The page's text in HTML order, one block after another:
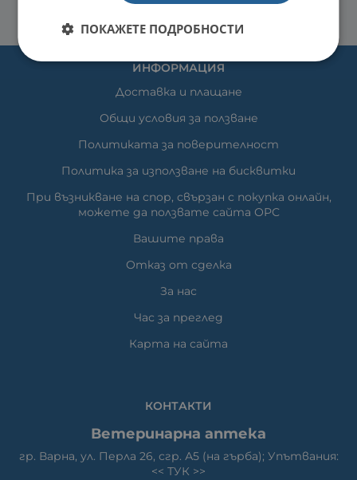
ИНФОРМАЦИЯ
Доставка и плащане
Общи условия за ползване
Политиката за поверителност
Политика за използване на бисквитки
При възникване на спор, свързан с покупка онлайн,
можете да ползвате сайта ОРС
Вашите права
Отказ от сделка
За нас
Час за преглед
Карта на сайта
КОНТАКТИ
Ветеринарна аптека
гр. Варна, ул. Перла 26, сгр. А5 (на гърба); Упътвания:
<< ТУК >>
ПОКАЖЕТЕ ПОДРОБНОСТИ